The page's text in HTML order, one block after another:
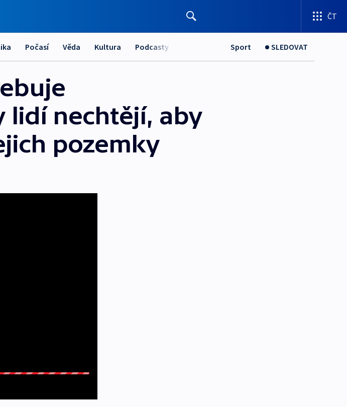
ČT
Počasí Věda Kultura Podcasty Sport SLEDOVAT
lidí nechtějí, aby
pozemky